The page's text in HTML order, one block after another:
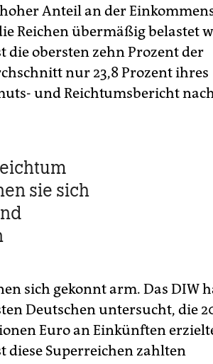
Anteil an der
Reichen übermäßig belastet
die obersten zehn Prozent der
nur 23,8 Prozent ihres
und Reichtumsbericht
sie sich
sich gekonnt arm. Das DIW
Deutschen untersucht, die
Euro an Einkünften
diese Superreichen zahlten